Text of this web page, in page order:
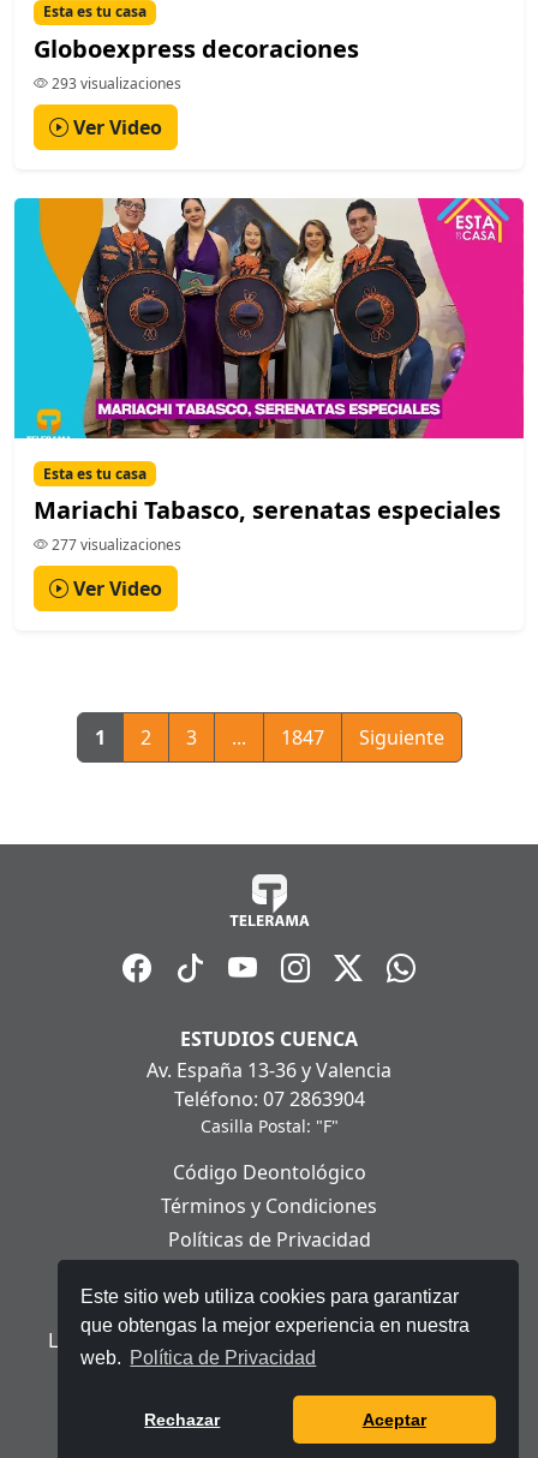
Este sitio web utiliza cookies para garantizar
que obtengas la mejor experiencia en nuestra
web. Política de Privacidad
Rechazar Aceptar
Esta es tu casa
Globoexpress decoraciones
293 visualizaciones
Ver Video
Esta es tu casa
Mariachi Tabasco, serenatas especiales
277 visualizaciones
Ver Video
1 2 3 ... 1847 Siguiente
ESTUDIOS CUENCA
Av. España 13-36 y Valencia
Teléfono: 07 2863904
Casilla Postal: "F"
Código Deontológico
Términos y Condiciones
Políticas de Privacidad
Aviso Legal
Ley Orgánica de Protección de Datos Personales
© 2025 Telerama - Todos los derechos reservados.